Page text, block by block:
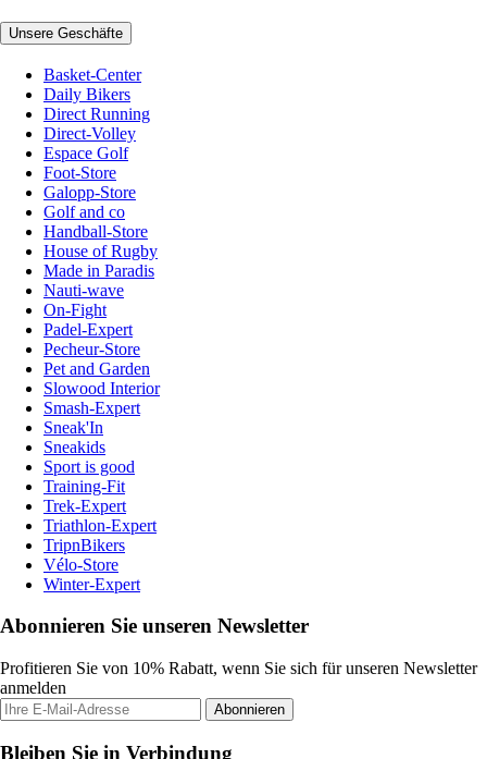
Unsere Geschäfte
Basket-Center
Daily Bikers
Direct Running
Direct-Volley
Espace Golf
Foot-Store
Galopp-Store
Golf and co
Handball-Store
House of Rugby
Made in Paradis
Nauti-wave
On-Fight
Padel-Expert
Pecheur-Store
Pet and Garden
Slowood Interior
Smash-Expert
Sneak'In
Sneakids
Sport is good
Training-Fit
Trek-Expert
Triathlon-Expert
TripnBikers
Vélo-Store
Winter-Expert
Abonnieren Sie unseren Newsletter
Profitieren Sie von 10% Rabatt, wenn Sie sich für unseren Newsletter
anmelden
Abonnieren
Bleiben Sie in Verbindung